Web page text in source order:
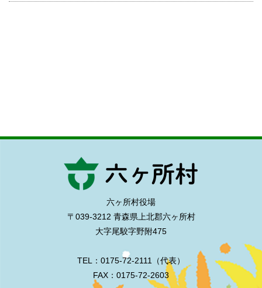
六ヶ所村役場
〒039-3212 青森県上北郡六ヶ所村
大字尾駮字野附475
TEL：0175-72-2111（代表）
FAX：0175-72-2603